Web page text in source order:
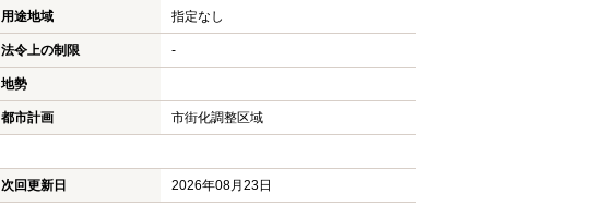
用途地域 指定なし
法令上の制限 -
地勢
都市計画 市街化調整区域
次回更新日
2026年08月23日